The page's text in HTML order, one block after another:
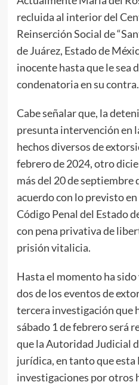
recluida al interior del
Reinserción Social de
de Juárez, Estado de
inocente hasta que le sea
condenatoria en su contra.
Cabe señalar que, la
presunta intervención en
hechos diversos de
febrero de 2024, otro
más del 20 de septiembre
acuerdo con lo previsto
Código Penal del Estado
con pena privativa de
prisión vitalicia.
Hasta el momento ha
dos de los eventos de
tercera investigación que
sábado 1 de febrero será
que la Autoridad Judicial
jurídica, en tanto que
investigaciones por otros